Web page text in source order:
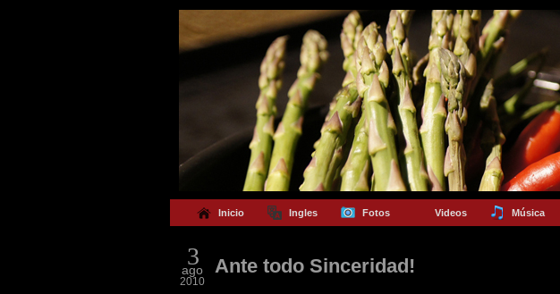
Inicio Ingles Fotos Videos Música
3
ago
2010
Ante todo Sinceridad!